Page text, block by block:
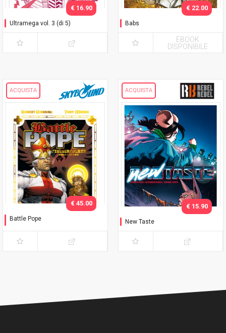
Ultramega vol. 3 (di 5)
€ 16.90
Babs
€ 22.00
EBOOK
DISPONIBILE
ACQUISTA
Battle Pope
€ 45.00
ACQUISTA
New Taste
€ 15.90